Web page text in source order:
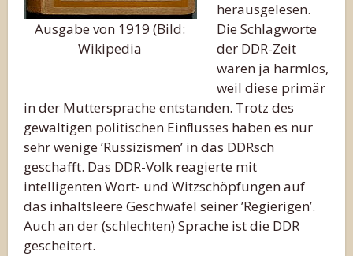
Ausgabe von 1919 (Bild:
Wikipedia
herausgelesen.
Die Schlagworte
der DDR-Zeit
waren ja harmlos,
weil diese primär
in der Muttersprache entstanden. Trotz des
gewaltigen politischen Einﬂusses haben es nur
sehr wenige ’Russizismen’ in das DDRsch
geschaﬀt. Das DDR-Volk reagierte mit
intelligenten Wort- und Witzschöpfungen auf
das inhaltsleere Geschwafel seiner ’Regierigen’.
Auch an der (schlechten) Sprache ist die DDR
gescheitert.